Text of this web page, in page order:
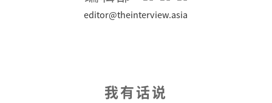
editor@theinterview.asia
我有话说